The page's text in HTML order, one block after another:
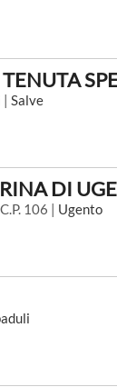
| Salve
DI
106 | Ugento